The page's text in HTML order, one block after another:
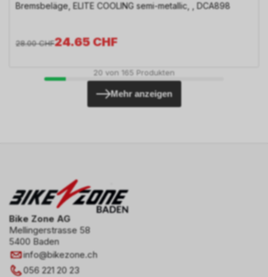
Bremsbeläge, ELITE COOLING semi-metallic, , DCA898
24.65CHF
28.00 CHF
20 von 165 Produkten
Mehr anzeigen
Bike Zone AG
Mellingerstrasse 58
5400 Baden
info@bikezone.ch
056 221 20 23